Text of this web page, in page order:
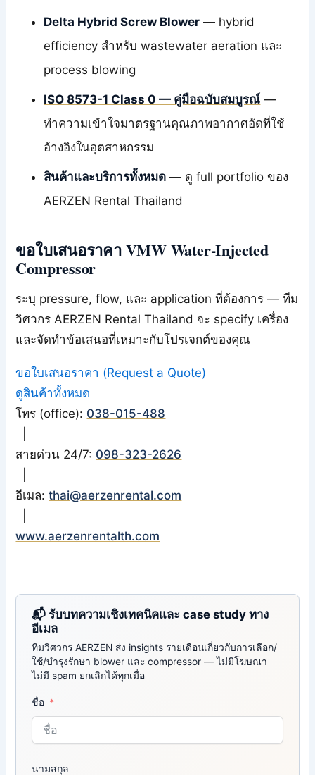
Delta Hybrid Screw Blower — hybrid
efficiency สำหรับ wastewater aeration และ
process blowing
ISO 8573-1 Class 0 — คู่มือฉบับสมบูรณ์ —
ทำความเข้าใจมาตรฐานคุณภาพอากาศอัดที่ใช้
อ้างอิงในอุตสาหกรรม
สินค้าและบริการทั้งหมด — ดู full portfolio ของ
AERZEN Rental Thailand
ขอใบเสนอราคา VMW Water-Injected
Compressor
ระบุ pressure, flow, และ application ที่ต้องการ — ทีม
วิศวกร AERZEN Rental Thailand จะ specify เครื่อง
และจัดทำข้อเสนอที่เหมาะกับโปรเจกต์ของคุณ
ขอใบเสนอราคา (Request a Quote)
ดูสินค้าทั้งหมด
โทร (office): 038-015-488
สายด่วน 24/7: 098-323-2626
อีเมล:thai@aerzenrental.com
www.aerzenrentalth.com
📬 รับบทความเชิงเทคนิคและ case study ทาง
อีเมล
ทีมวิศวกร AERZEN ส่ง insights รายเดือนเกี่ยวกับการเลือก/
ใช้/บำรุงรักษา blower และ compressor — ไม่มีโฆษณา
ไม่มี spam ยกเลิกได้ทุกเมื่อ
ชื่อ
นามสกุล